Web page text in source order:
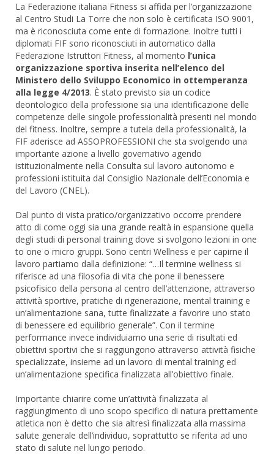
La Federazione italiana Fitness si affida per l’organizzazione
al Centro Studi La Torre che non solo è certificata ISO 9001,
ma è riconosciuta come ente di formazione. Inoltre tutti i
diplomati FIF sono riconosciuti in automatico dalla
Federazione Istruttori Fitness, al momento l’unica
organizzazione sportiva inserita nell’elenco del
Ministero dello Sviluppo Economico in ottemperanza
alla legge 4/2013. È stato previsto sia un codice
deontologico della professione sia una identificazione delle
competenze delle singole professionalità presenti nel mondo
del fitness. Inoltre, sempre a tutela della professionalità, la
FIF aderisce ad ASSOPROFESSIONI che sta svolgendo una
importante azione a livello governativo agendo
istituzionalmente nella Consulta sul lavoro autonomo e
professioni istituita dal Consiglio Nazionale dell’Economia e
del Lavoro (CNEL).
Dal punto di vista pratico/organizzativo occorre prendere
atto di come oggi sia una grande realtà in espansione quella
degli studi di personal training dove si svolgono lezioni in one
to one o micro gruppi. Sono centri Wellness e per capirne il
lavoro partiamo dalla definizione: “…Il termine wellness si
riferisce ad una filosofia di vita che pone il benessere
psicofisico della persona al centro dell’attenzione, attraverso
attività sportive, pratiche di rigenerazione, mental training e
un’alimentazione sana, tutte finalizzate a favorire uno stato
di benessere ed equilibrio generale”. Con il termine
performance invece individuiamo una serie di risultati ed
obiettivi sportivi che si raggiungono attraverso attività fisiche
specializzate, insieme ad un lavoro di mental training ed
un’alimentazione specifica finalizzata all’obiettivo finale.
Importante chiarire come un’attività finalizzata al
raggiungimento di uno scopo specifico di natura prettamente
atletica non è detto che sia altresì finalizzata alla massima
salute generale dell’individuo, soprattutto se riferita ad uno
stato di salute nel lungo periodo.